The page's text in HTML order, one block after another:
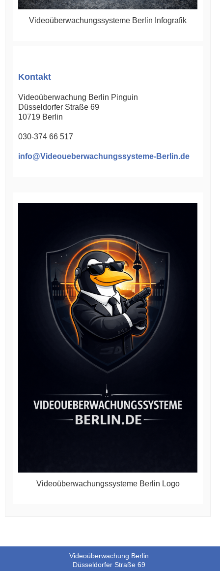
Videoüberwachungssysteme Berlin Infografik
Kontakt
Videoüberwachung Berlin Pinguin
Düsseldorfer Straße 69
10719 Berlin
030-374 66 517
info@Videoueberwachungssysteme-Berlin.de
Videoüberwachungssysteme Berlin Logo
Videoüberwachung Berlin
Düsseldorfer Straße 69